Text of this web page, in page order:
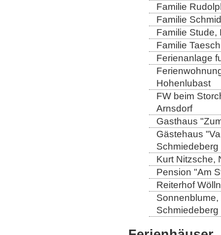
Familie
Familie
Familie Stude,
Familie
Ferienanlage
Hohenlubast
FW beim
Arnsdorf
Gasthaus
Gästehaus
Schmiedeberg
Kurt Nitzsche,
Pension "Am
Reiterhof
Sonnenblume,
Schmiedeberg